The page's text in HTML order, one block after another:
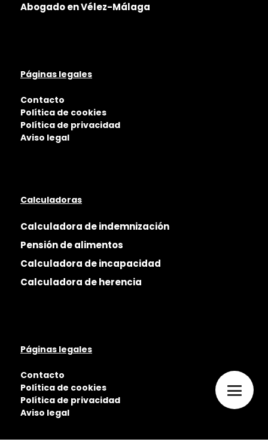
Abogado en Vélez-Málaga
Páginas legales
Contacto
Política de cookies
Política de privacidad
Aviso legal
Calculadoras
Calculadora de indemnización
Pensión de alimentos
Calculadora de incapacidad
Calculadora de herencia
Páginas legales
Contacto
Política de cookies
Política de privacidad
Aviso legal